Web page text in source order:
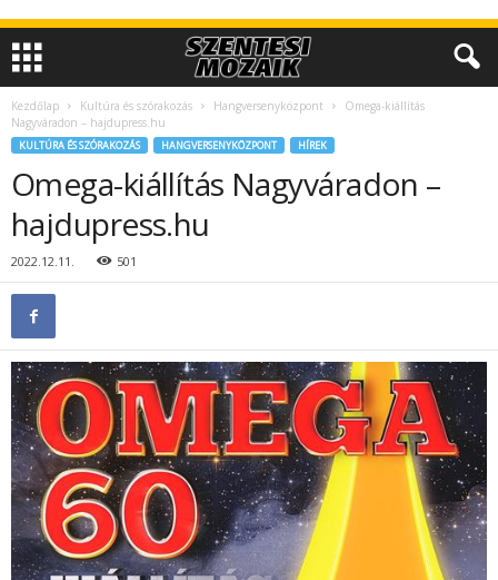
Kezdőlap Kultúra és szórakozás Hangversenyközpont
Omega-kiállítás
Nagyváradon – hajdupress.hu
KULTÚRA ÉS SZÓRAKOZÁS HANGVERSENYKÖZPONT HÍREK
Omega-kiállítás Nagyváradon –
hajdupress.hu
2022.12.11. 501